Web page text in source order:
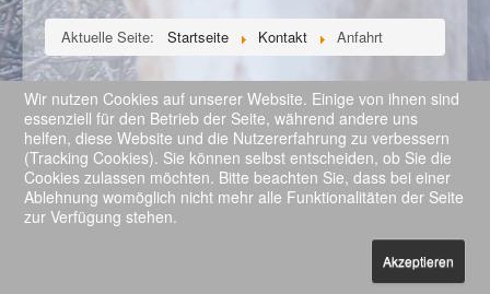
Aktuelle Seite: Startseite Kontakt Anfahrt
Nach oben
© 2026 Albrechtshof Bendorf - Reitstall und Pferdepension
Wir nutzen Cookies auf unserer Website. Einige von ihnen sind
essenziell für den Betrieb der Seite, während andere uns
helfen, diese Website und die Nutzererfahrung zu verbessern
(Tracking Cookies). Sie können selbst entscheiden, ob Sie die
Cookies zulassen möchten. Bitte beachten Sie, dass bei einer
Ablehnung womöglich nicht mehr alle Funktionalitäten der Seite
zur Verfügung stehen.
Akzeptieren